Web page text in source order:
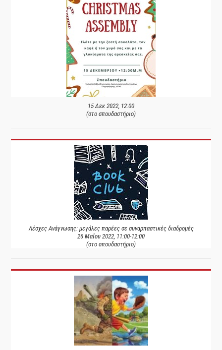
15 Δεκ 2022, 12:00
(στο σπουδαστήριο)
Λέσχες Ανάγνωσης: μεγάλες παρέες σε συναρπαστικές διαδρομές
26 Μαΐου 2022, 11:00-12:00
(στο σπουδαστήριο)